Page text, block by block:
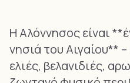
Η Αλόννησος είναι
νησιά του Αιγαίου**
ελιές, βελανιδιές,